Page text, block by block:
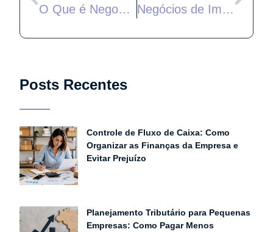
O Que é Negociação e Como Ela Pode Ajudar na Sua Carreira?
Negócios de Impacto Social
Posts Recentes
Controle de Fluxo de Caixa: Como
Organizar as Finanças da Empresa e
Evitar Prejuízo
Planejamento Tributário para Pequenas
Empresas: Como Pagar Menos